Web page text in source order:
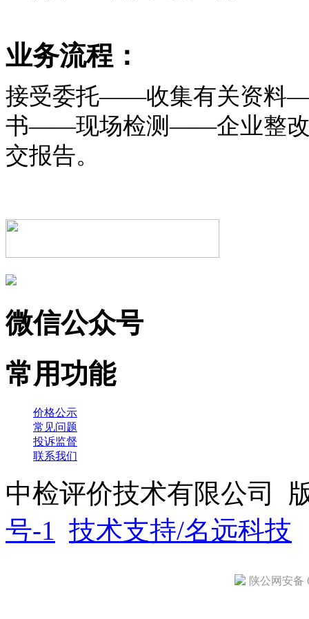
业务流程：
接受委托——收集有关资料
书——现场检测——企业整
交报告。
微信公众号
常用功能
价格公示
常见问题
投诉监督
联系我们
中检评价技术有限公司
号-1 技术支持/名远科技
陕公网安备